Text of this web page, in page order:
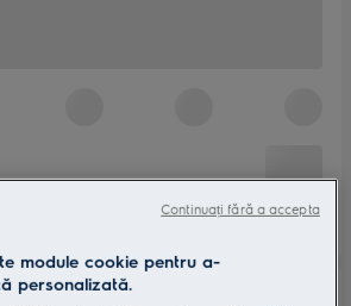
module cookie pentru a-
personalizată.
Continuați fără a accepta